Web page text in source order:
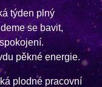
týden plný
se bavit,
pěkné energie.
plodné pracovní